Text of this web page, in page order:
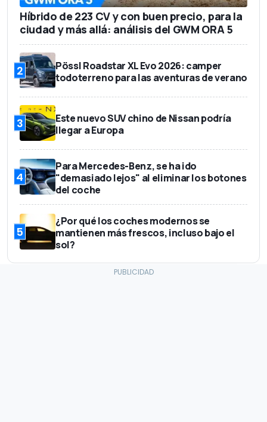
Híbrido de 223 CV y con buen precio, para la
ciudad y más allá: análisis del GWM ORA 5
2
Pössl Roadstar XL Evo 2026: camper
todoterreno para las aventuras de verano
3
Este nuevo SUV chino de Nissan podría
llegar a Europa
4
Para Mercedes-Benz, se ha ido
"demasiado lejos" al eliminar los botones
del coche
5
¿Por qué los coches modernos se
mantienen más frescos, incluso bajo el
sol?